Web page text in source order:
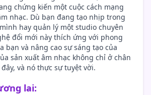
chứng kiến một cuộc cách mạng
nhạc. Dù bạn đang tạo nhịp trong
hay quản lý một studio chuyên
đổi mới này thích ứng với phong
bạn và nâng cao sự sáng tạo của
sản xuất âm nhạc không chỉ ở chân
và nó thực sự tuyệt vời.
lai: